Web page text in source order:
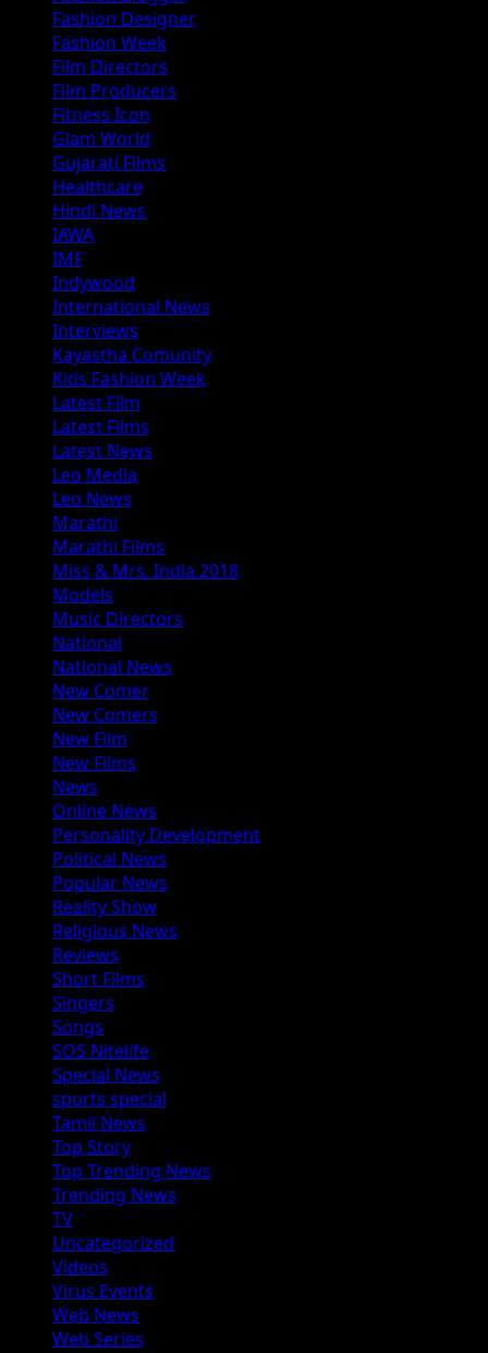
Fashion Designer
Fashion Week
Film Directors
Film Producers
Fitness Icon
Glam World
Gujarati Films
Healthcare
Hindi News
IAWA
IMF
Indywood
International News
Interviews
Kayastha Comunity
Kids Fashion Week
Latest Film
Latest Films
Latest News
Leo Media
Leo News
Marathi
Marathi Films
Miss & Mrs. India 2018
Models
Music Directors
National
National News
New Comer
New Comers
New Film
New Films
News
Online News
Personality Development
Political News
Popular News
Reality Show
Religious News
Reviews
Short Films
Singers
Songs
SOS Nitelife
Special News
sports special
Tamil News
Top Story
Top Trending News
Trending News
TV
Uncategorized
Videos
Virus Events
Web News
Web Series